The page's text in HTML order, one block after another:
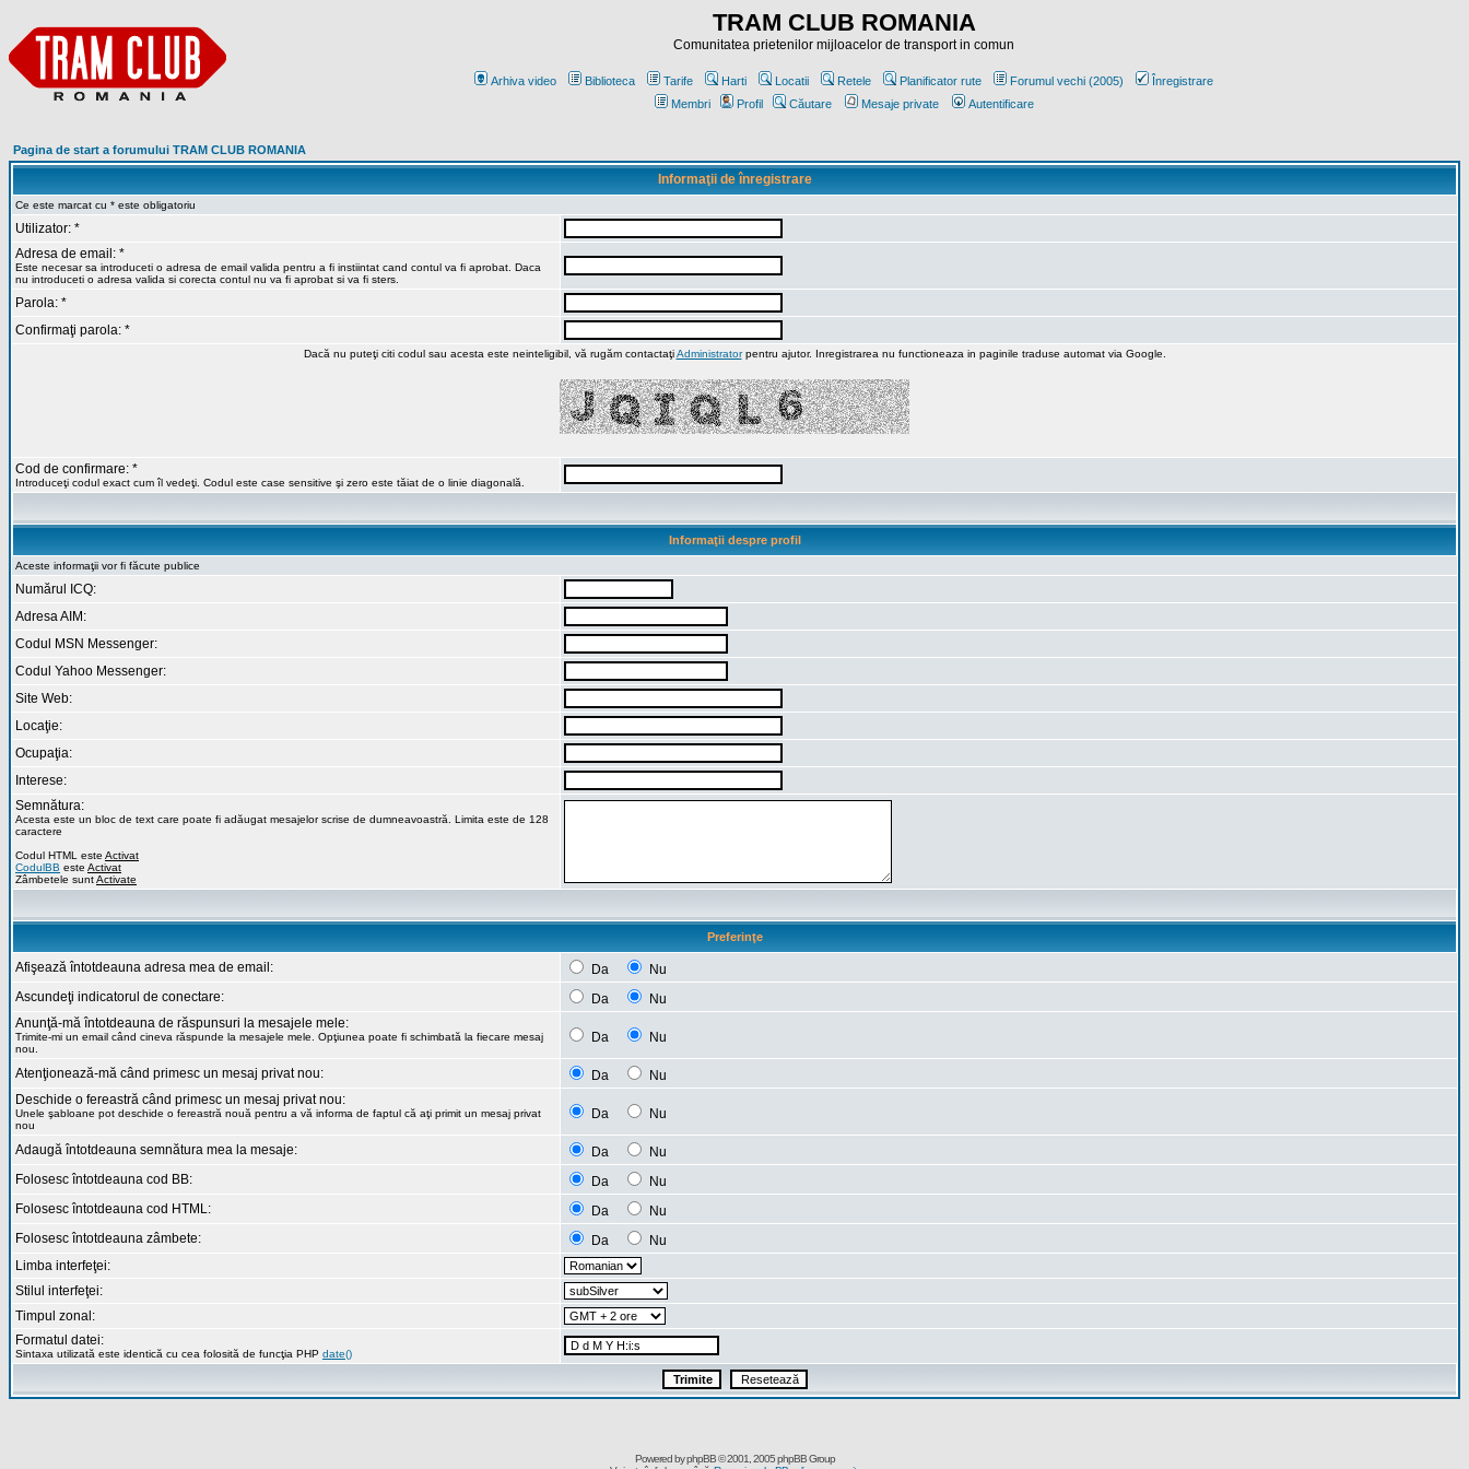
TRAM CLUB ROMANIA
Comunitatea prietenilor mijloacelor de transport in comun
Arhiva video Biblioteca Tarife Harti Locatii Retele Planificator rute Forumul vechi (2005)
Înregistrare
Membri
Profil Căutare Mesaje private Autentificare
Pagina de start a forumului TRAM CLUB ROMANIA
Informaţii de înregistrare
Ce este marcat cu * este obligatoriu
Utilizator: *
Adresa de email: *
Este necesar sa introduceti o adresa de email valida pentru a fi instiintat cand contul va fi aprobat. Daca
nu introduceti o adresa valida si corecta contul nu va fi aprobat si va fi sters.
Parola: *
Confirmaţi parola: *
Dacă nu puteţi citi codul sau acesta este neinteligibil, vă rugăm contactaţiAdministratorpentru ajutor. Inregistrarea nu functioneaza in paginile traduse automat via Google.
Cod de confirmare: *
Introduceţi codul exact cum îl vedeţi. Codul este case sensitive şi zero este tăiat de o linie diagonală.
Informaţii despre profil
Aceste informaţii vor fi făcute publice
Numărul ICQ:
Adresa AIM:
Codul MSN Messenger:
Codul Yahoo Messenger:
Site Web:
Locaţie:
Ocupaţia:
Interese:
Semnătura:
Acesta este un bloc de text care poate fi adăugat mesajelor scrise de dumneavoastră. Limita este de 128
caractere
Codul HTML este Activat
CodulBB este Activat
Zâmbetele suntActivate
Preferinţe
Afişează întotdeauna adresa mea de email: Da
Nu
Ascundeţi indicatorul de conectare:
Da
Nu
Anunţă-mă întotdeauna de răspunsuri la mesajele mele:
Trimite-mi un email când cineva răspunde la mesajele mele. Opţiunea poate fi schimbată la fiecare mesaj
nou.
Da Nu
Atenţionează-mă când primesc un mesaj privat nou: Da
Nu
Deschide o fereastră când primesc un mesaj privat nou:
Unele şabloane pot deschide o fereastră nouă pentru a vă informa de faptul că aţi primit un mesaj privat
nou
Da Nu
Adaugă întotdeauna semnătura mea la mesaje: Da
Nu
Folosesc întotdeauna cod BB:
Da
Nu
Folosesc întotdeauna cod HTML:
Da
Nu
Folosesc întotdeauna zâmbete:
Da
Nu
Limba interfeţei:
Stilul interfeţei:
Timpul zonal:
Formatul datei:
Sintaxa utilizată este identică cu cea folosită de funcţia PHP date()
Powered byphpBB© 2001, 2005 phpBB Group